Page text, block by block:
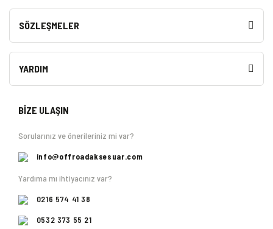
SÖZLEŞMELER
YARDIM
BİZE ULAŞIN
Sorularınız ve önerileriniz mi var?
info@offroadaksesuar.com
Yardıma mı ihtiyacınız var?
0216 574 41 38
0532 373 55 21